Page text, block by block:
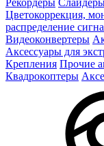
Рекордеры
Цветокоррекция,
распределение
Видеоконвертеры
Аксессуары для
Крепления Прочие
Квадрокоптеры